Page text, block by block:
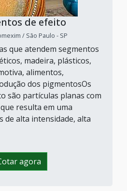
de efeito
/ São Paulo - SP
que atendem segmentos
madeira, plásticos,
alimentos,
dos pigmentosOs
são partículas planas com
resulta em uma
de alta intensidade, alta
agora